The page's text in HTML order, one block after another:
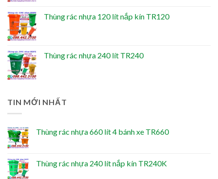
Thùng rác nhựa 120 lít nắp kín TR120
Thùng rác nhựa 240 lít TR240
TIN MỚI NHẤT
Thùng rác nhựa 660 lít 4 bánh xe TR660
Thùng rác nhựa 240 lít nắp kín TR240K